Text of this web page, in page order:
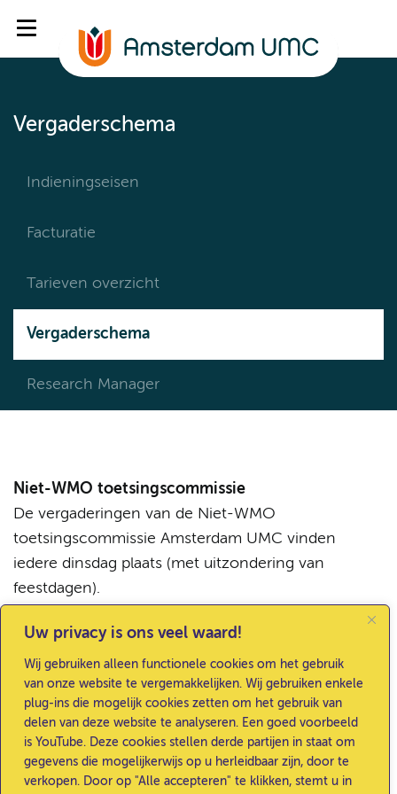
Uw privacy is ons veel waard!
Wij gebruiken alleen functionele cookies om het gebruik
van onze website te vergemakkelijken. Wij gebruiken enkele
plug-ins die mogelijk cookies zetten om het gebruik van
delen van deze website te analyseren. Een goed voorbeeld
is YouTube. Deze cookies stellen derde partijen in staat om
gegevens die mogelijkerwijs op u herleidbaar zijn, door te
verkopen. Door op "Alle accepteren" te klikken, stemt u in
Vergaderschema
Indieningseisen
Facturatie
Tarieven overzicht
Vergaderschema
Research Manager
Niet-WMO toetsingscommissie
De vergaderingen van de Niet-WMO
toetsingscommissie Amsterdam UMC vinden
iedere dinsdag plaats (met uitzondering van
feestdagen).
Commissie Toetsing Biobanken
de week op dinsdagochtend (met uitzondering van
feestdagen, zomer- en kerstvakantie).